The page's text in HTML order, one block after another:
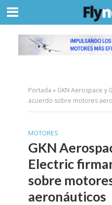
Portada » GKN Aerospace y
acuerdo sobre motores
MOTORES
GKN
Electric
sobre
aeronáuticos